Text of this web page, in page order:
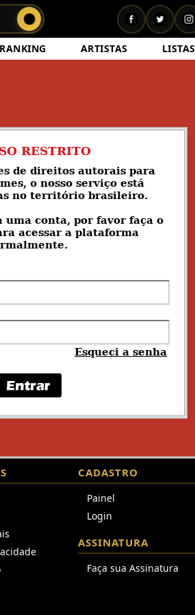
RANKING ARTISTAS LISTAS
RESTRITO
de direitos autorais para
o nosso serviço está
no território brasileiro.
uma conta, por favor faça o
acessar a plataforma
Esqueci a senha
CADASTRO
Painel
Login
ASSINATURA
Faça sua Assinatura